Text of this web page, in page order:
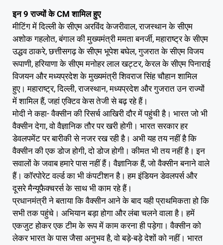
इन 9 राज्यों के CM शामिल हुए
मीटिंग में दिल्ली के सीएम अरविंद केजरीवाल, राजस्थान के सीएम
अशोक गहलोत, बंगाल की मुख्यमंत्री ममता बनर्जी, महाराष्ट्र के सीएम
उद्धव ठाकरे, छत्तीसगढ़ के सीएम भूपेश बघेल, गुजरात के सीएम विजय
रूपाणी, हरियाणा के सीएम मनोहर लाल खट्टर, केरल के सीएम पिनाराई
विजयन और मध्यप्रदेश के मुख्यमंत्री शिवराज सिंह चौहान शामिल
हुए। महाराष्ट्र, दिल्ली, राजस्थान, मध्यप्रदेश और गुजरात उन राज्यों
में शामिल हैं, जहां एक्टिव केस तेजी से बढ़ रहे हैं।
मोदी ने कहा- वैक्सीन की रिसर्च आखिरी दौर में पहुंची है। भारत जो भी
वैक्सीन देगा, वो वैज्ञानिक तौर पर खरी होगी। भारत सरकार हर
डेवलपमेंट पर बारीकी से नजर रख रही है। अभी यह तय नहीं है कि
वैक्सीन की एक डोज होगी, दो डोज होगी। कीमत भी तय नहीं है। इन
सवालों के जवाब हमारे पास नहीं हैं। वैज्ञानिक हैं, जो वैक्सीन बनाने वाले
हैं। कॉरपोरेट वर्ल्ड का भी कंपटीशन है। हम इंडियन डेवलपर्स और
दूसरे मैन्यूफैक्चरर्स के साथ भी काम रहे हैं।
प्रधानमंत्री ने बताया कि वैक्सीन आने के बाद यही प्राथमिकता हो कि
सभी तक पहुंचे। अभियान बड़ा होगा और लंबा चलने वाला है। हमें
एकजुट होकर एक टीम के रूप में काम करना ही पड़ेगा। वैक्सीन को
लेकर भारत के पास जैसा अनुभव है, वो बड़े-बड़े देशों को नहीं। भारत